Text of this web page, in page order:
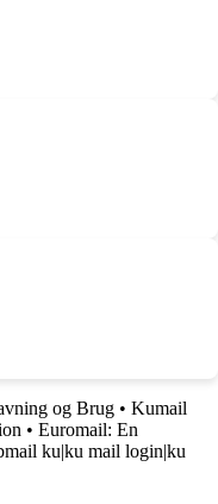
og Brug • Kumail
• Euromail: En
ku|ku mail login|ku